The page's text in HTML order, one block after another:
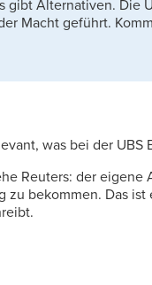
gibt Alternativen. Die
Macht geführt.
was bei der UBS
Reuters: der eigene
zu bekommen. Das